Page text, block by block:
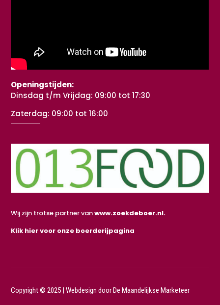
Openingstijden:
Dinsdag t/m Vrijdag: 09:00 tot 17:30
Zaterdag: 09:00 tot 16:00
Wij zijn trotse partner vanwww.zoekdeboer.nl.
Klik hier voor onze boerderijpagina
Copyright © 2025 |Webdesign door De Maandelijkse Marketeer